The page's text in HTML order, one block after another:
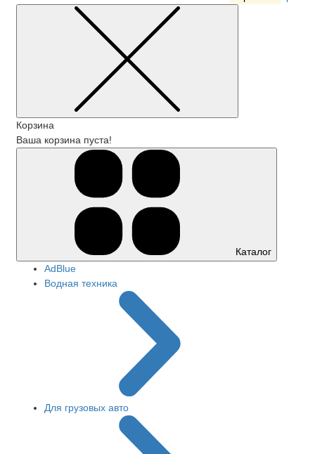
Корзина
Ваша корзина пуста!
Каталог
АdBlue
Водная техника
Для грузовых авто